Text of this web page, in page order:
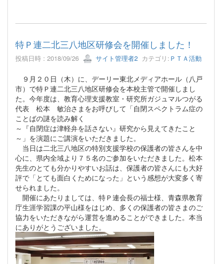
特Ｐ連二北三八地区研修会を開催しました！
投稿日時 : 2018/09/26 サイト管理者2 カテゴリ: ＰＴＡ活動
９月２０日（木）に、デーリー東北メディアホール（八戸
市）で特Ｐ連二北三八地区研修会を本校主管で開催しまし
た。今年度は、教育心理支援教室・研究所ガジュマルつがる
代表 松本 敏治さまをお呼びして「自閉スペクトラム症の
ことばの謎を読み解く
～『自閉症は津軽弁を話さない』研究から見えてきたこと
～」を演題にご講演をいただきました。
当日は二北三八地区の特別支援学校の保護者の皆さんを中
心に、県内全域より７５名のご参加をいただきました。松本
先生のとても分かりやすいお話は、保護者の皆さんにも大好
評で「とても面白くためになった」という感想が大変多く寄
せられました。
開催にあたりましては、特Ｐ連会長の福士様、青森県教育
庁生涯学習課の平山様をはじめ、多くの保護者の皆さまのご
協力をいただきながら運営を進めることができました。本当
にありがとうございました。